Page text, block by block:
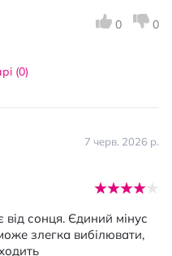
(0)
0 0
7 черв. 2026 р.
сонця. Єдиний мінус
злегка вибілювати,